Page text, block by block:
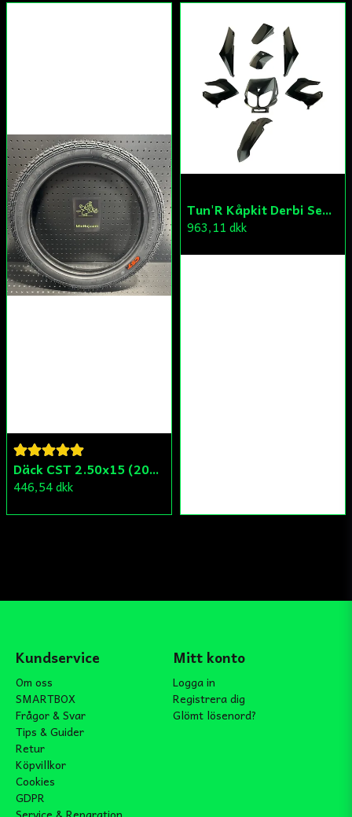
Däck CST 2.50x15 (20x250) Compact/Scoper/Mamba/Flakmoped
446,54 dkk
Tun'R Kåpkit Derbi Senda
963,11 dkk
Kundservice
Om oss
SMARTBOX
Frågor & Svar
Tips & Guider
Retur
Köpvillkor
Cookies
GDPR
Mitt konto
Logga in
Registrera dig
Glömt lösenord?